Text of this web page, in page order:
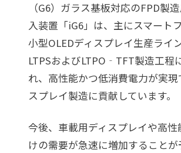
（G6）ガラス基板対応のFPD製
入装置「iG6」は、主にスマート
小型OLEDディスプレイ生産ライ
LTPSおよびLTPO‐TFT製造工程
れ、高性能かつ低消費電力が実現
スプレイ製造に貢献しています。
今後、車載用ディスプレイや高
けの需要が急速に増加することが